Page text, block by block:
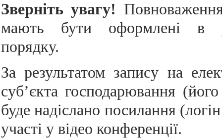
Зверніть увагу!
мають бути оформлені в
порядку.
За результатом запису на
суб’єкта господарювання
буде надіслано посилання
участі у відео конференції.